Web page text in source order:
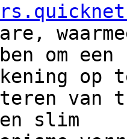
om een
op
van
slim